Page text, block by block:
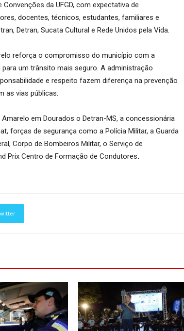
da UFGD, com expectativa de
docentes, técnicos, estudantes, familiares e
Detran, Sucata Cultural e Rede Unidos pela Vida.
reforça o compromisso do município com a
um trânsito mais seguro. A administração
e respeito fazem diferença na prevenção
as vias públicas.
em Dourados o Detran-MS, a concessionária
forças de segurança como a Polícia Militar, a Guarda
Corpo de Bombeiros Militar, o Serviço de
Prix Centro de Formação de Condutores.